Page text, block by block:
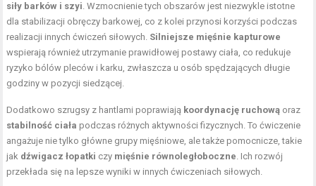
siły barków i szyi. Wzmocnienie tych obszarów jest niezwykle istotne
dla stabilizacji obręczy barkowej, co z kolei przynosi korzyści podczas
realizacji innych ćwiczeń siłowych. Silniejsze mięśnie kapturowe
wspierają również utrzymanie prawidłowej postawy ciała, co redukuje
ryzyko bólów pleców i karku, zwłaszcza u osób spędzających długie
godziny w pozycji siedzącej.
Dodatkowo szrugsy z hantlami poprawiają koordynację ruchową oraz
stabilność ciała podczas różnych aktywności fizycznych. To ćwiczenie
angażuje nie tylko główne grupy mięśniowe, ale także pomocnicze, takie
jak dźwigacz łopatki czy mięśnie równoległoboczne. Ich rozwój
przekłada się na lepsze wyniki w innych ćwiczeniach siłowych.